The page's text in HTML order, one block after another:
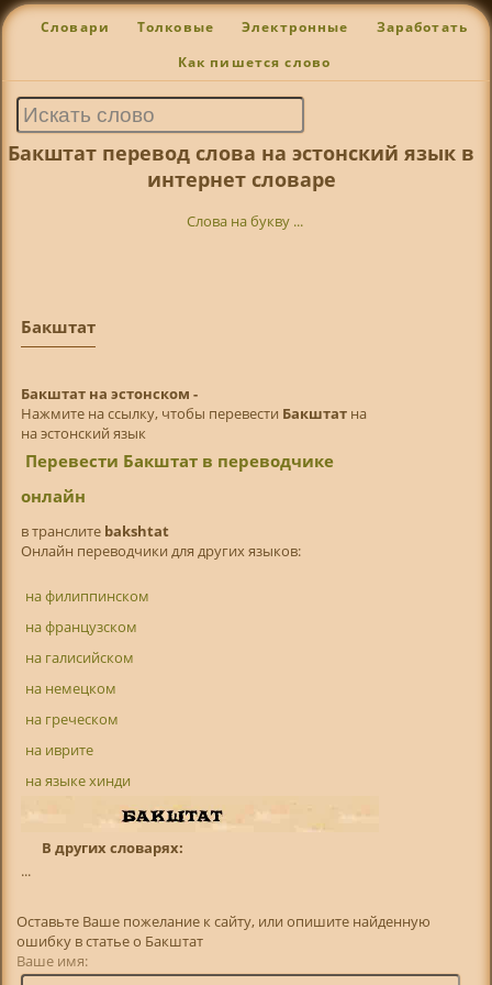
Словари Толковые Электронные Заработать
Как пишется слово
Бакштат перевод слова на эстонский язык в
интернет словаре
Слова на букву ...
Бакштат
Бакштат на эстонском -
Нажмите на ссылку, чтобы перевести Бакштатна
на эстонский язык
Перевести Бакштат в переводчике
онлайн
в транслитe bakshtat
Онлайн переводчики для других языков:
на филиппинском
на французском
на галисийском
на немецком
на греческом
на иврите
на языке хинди
В других словарях:
...
Оставьте Ваше пожелание к сайту, или опишите найденную
ошибку в статье о Бакштат
Ваше имя: